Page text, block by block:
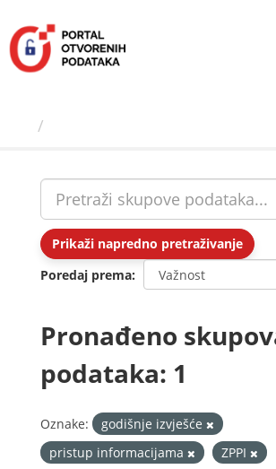
sadržaj
Prikaži napredno pretraživanje
Poredaj prema
Pronađeno
podataka: 1
Oznake:
godišnje izvješće
pristup informacijama
ZPPI